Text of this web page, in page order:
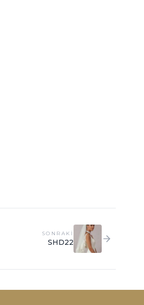
SONRAKI
SHD22